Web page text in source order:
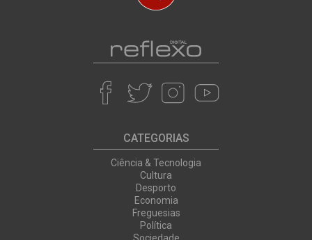
CATEGORIAS
Ciência & Tecnologia
Cultura
Desporto
Economia
Freguesias
Política